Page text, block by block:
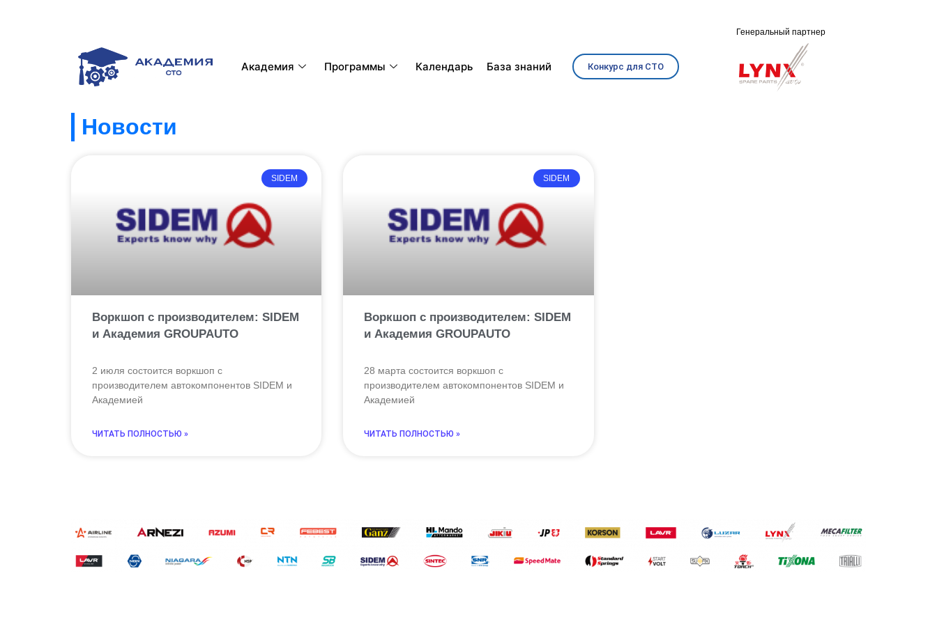
Академия Программы Календарь База знаний Конкурс для СТО
Генеральный партнер
Новости
SIDEM
Воркшоп с производителем: SIDEM
и Академия GROUPAUTO
2 июля состоится воркшоп с
производителем автокомпонентов SIDEM и
Академией
ЧИТАТЬ ПОЛНОСТЬЮ »
SIDEM
Воркшоп с производителем: SIDEM
и Академия GROUPAUTO
28 марта состоится воркшоп с
производителем автокомпонентов SIDEM и
Академией
ЧИТАТЬ ПОЛНОСТЬЮ »